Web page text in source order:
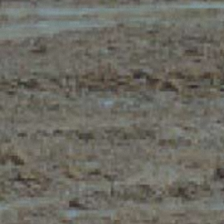
Accetta tutti
Accetta selezionati
Rifiuta